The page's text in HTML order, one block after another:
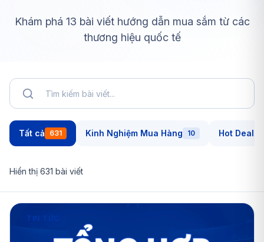
Khám phá 13 bài viết hướng dẫn mua sắm từ các
thương hiệu quốc tế
Tất cả 631 Kinh Nghiệm Mua Hàng 10 Hot Deals
Hiển thị 631 bài viết
TIN TỨC